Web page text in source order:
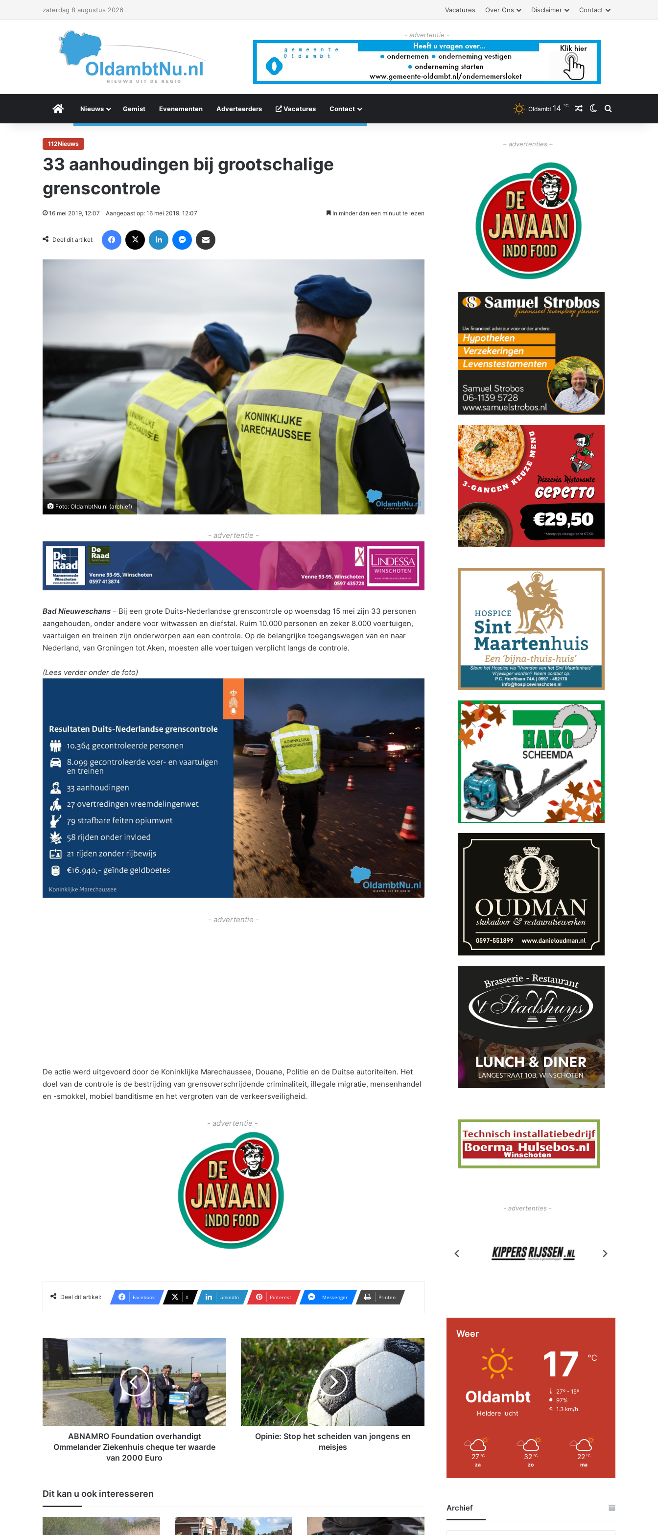
zaterdag 8 augustus 2026 Vacatures Over Ons Disclaimer Contact
- advertentie -
Menu Item
Nieuws Gemist Evenementen Adverteerders Vacatures Contact Oldambt 14 ℃ Willekeurig artikel
Switch skin
Zoeken
112Nieuws
33 aanhoudingen bij grootschalige
grenscontrole
16 mei 2019, 12:07 Aangepast op: 16 mei 2019, 12:07 In minder dan een minuut te lezen
Deel dit artikel:
Foto: OldambtNu.nl (archief)
- advertentie -
Bad Nieuweschans – Bij een grote Duits-Nederlandse grenscontrole op woensdag 15 mei zijn 33 personen
aangehouden, onder andere voor witwassen en diefstal. Ruim 10.000 personen en zeker 8.000 voertuigen,
vaartuigen en treinen zijn onderworpen aan een controle. Op de belangrijke toegangswegen van en naar
Nederland, van Groningen tot Aken, moesten alle voertuigen verplicht langs de controle.
(Lees verder onder de foto)
- advertentie -
De actie werd uitgevoerd door de Koninklijke Marechaussee, Douane, Politie en de Duitse autoriteiten. Het
doel van de controle is de bestrijding van grensoverschrijdende criminaliteit, illegale migratie, mensenhandel
en -smokkel, mobiel banditisme en het vergroten van de verkeersveiligheid.
- advertentie -
Deel dit artikel: Facebook X LinkedIn Pinterest Messenger Printen
A
B
N
A
M
R
O
F
o
o
n
o
v
ABNAMRO Foundation overhandigt
Ommelander Ziekenhuis cheque ter waarde
van 2000 Euro
O
p
i
n
e
:
S
t
h
e
i
Opinie: Stop het scheiden van jongens en
meisjes
Dit kan u ook interesseren
– advertenties –
- advertenties -
Weer
Oldambt
Heldere lucht
17 ℃
27º - 15º
97%
1.3 km/h
27 ℃
za
32 ℃
zo
22 ℃
ma
Archief